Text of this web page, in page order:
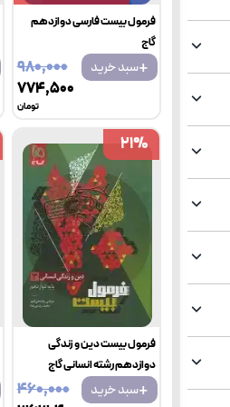
فرمول بیست فارسی دوازدهم
گاج
+سبد خرید
۹۸۰٬۰۰۰
۷۷۴٬۵۰۰
تومان
فرمول بیست دین و زندگی
دوازدهم رشته انسانی گاج
+سبد خرید
۴۶۰٬۰۰۰
21%
21%